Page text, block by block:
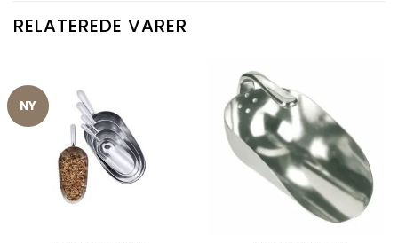
RELATEREDE VARER
NY